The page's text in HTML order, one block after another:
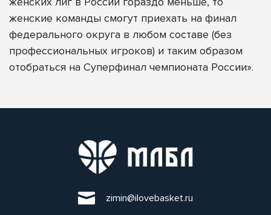
женские команды смогут приехать на финал
федерального округа в любом составе (без
профессиональных игроков) и таким образом
отобраться на Суперфинал чемпионата России».
zimin@ilovebasket.ru